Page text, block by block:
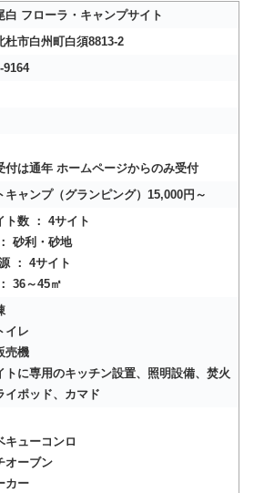
白 フローラ・キャンプサイト
杜市白州町白須8813-2
9164
付は通年 ホームページからのみ受付
キャンプ（グランピング）15,000円～
ト数 ： 4サイト
砂利・砂地
： 4サイト
36～45㎡
イレ
売機
トに専用のキッチン設置、照明設備、焚火
イポッド、カマド
キューコンロ
オーブン
カー